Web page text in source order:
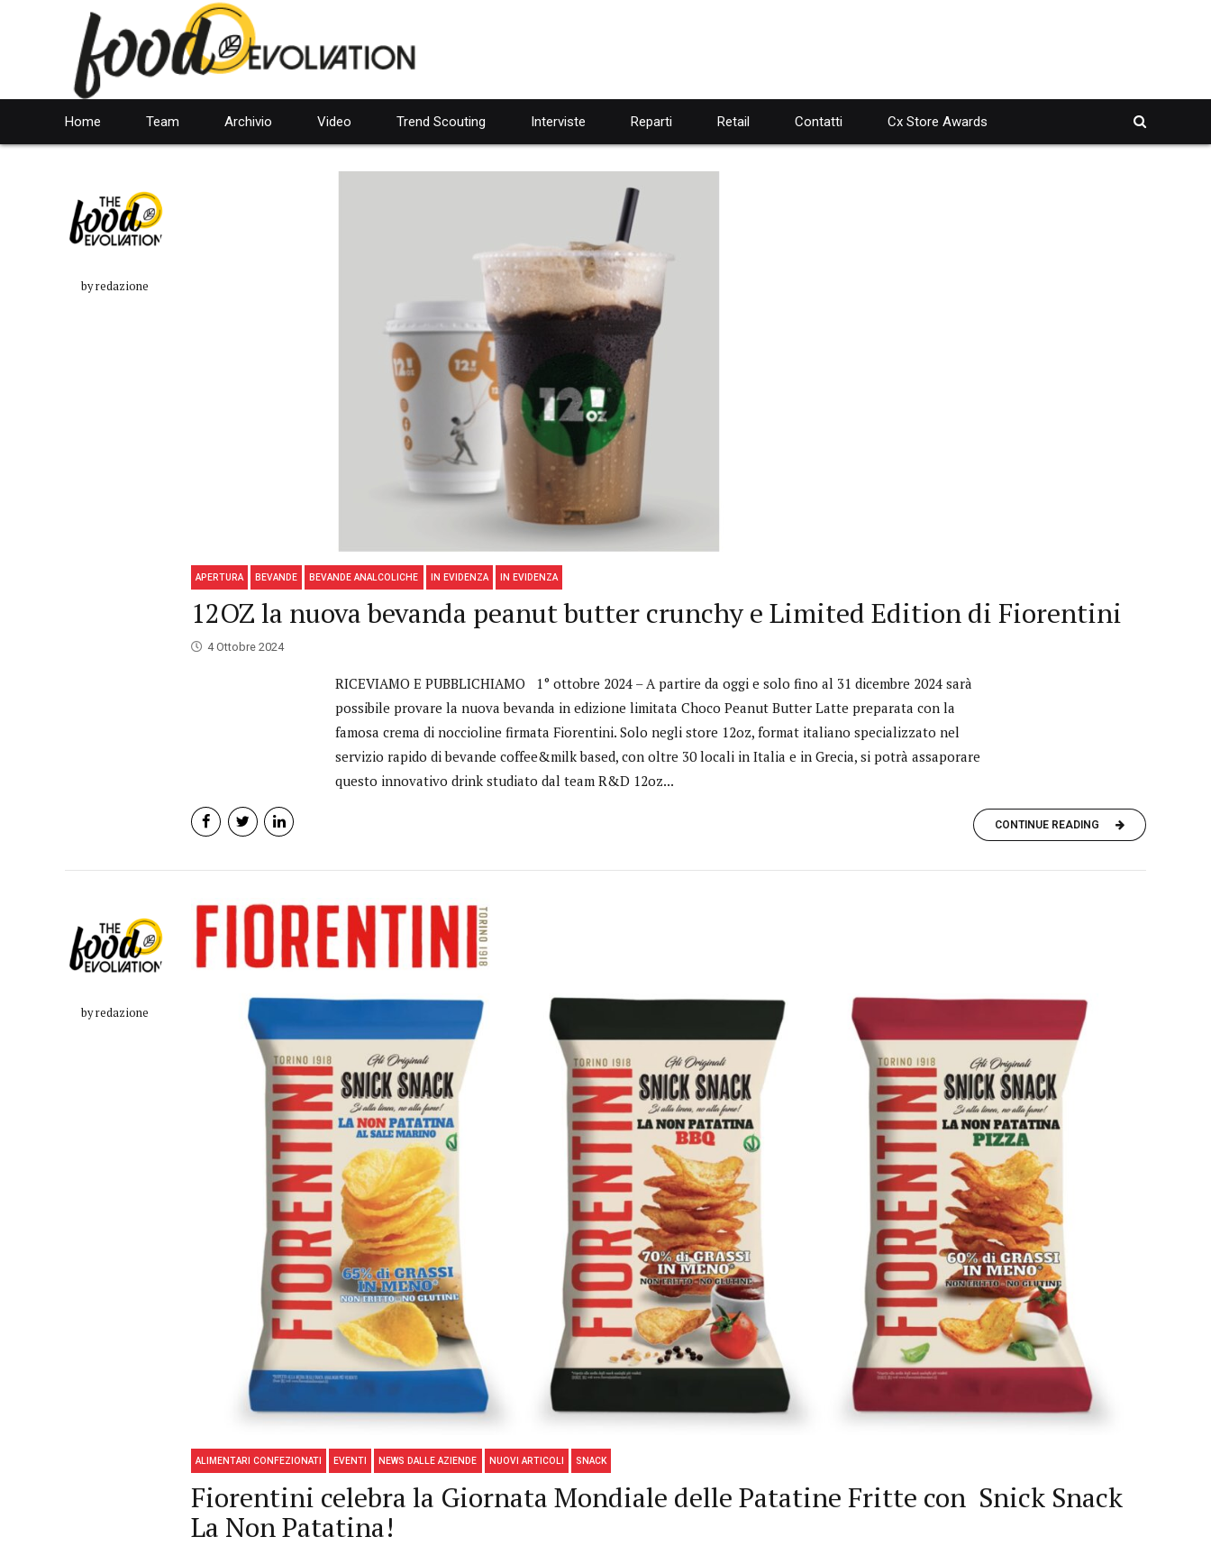
Home Team Archivio Video Trend Scouting Interviste Reparti Retail Contatti Cx Store Awards
by redazione
APERTURA BEVANDE BEVANDE ANALCOLICHE IN EVIDENZA IN EVIDENZA
12OZ la nuova bevanda peanut butter crunchy e Limited Edition di Fiorentini
4 Ottobre 2024
RICEVIAMO E PUBBLICHIAMO 1° ottobre 2024 – A partire da oggi e solo fino al 31 dicembre 2024 sarà
possibile provare la nuova bevanda in edizione limitata Choco Peanut Butter Latte preparata con la
famosa crema di noccioline firmata Fiorentini. Solo negli store 12oz, format italiano specializzato nel
servizio rapido di bevande coffee&milk based, con oltre 30 locali in Italia e in Grecia, si potrà assaporare
questo innovativo drink studiato dal team R&D 12oz...
CONTINUE READING
by redazione
ALIMENTARI CONFEZIONATI EVENTI NEWS DALLE AZIENDE NUOVI ARTICOLI SNACK
Fiorentini celebra la Giornata Mondiale delle Patatine Fritte con Snick Snack
La Non Patatina!